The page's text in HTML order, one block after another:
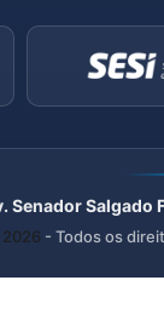
Senador
2026 - Todos os